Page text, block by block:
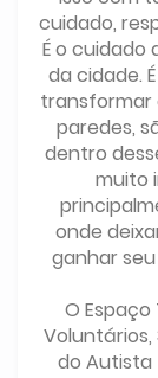
cuidado,
É o cuidado
da cidade.
transformar
paredes,
dentro
muito
onde
ganhar
O Espaço
Voluntários,
do Autista